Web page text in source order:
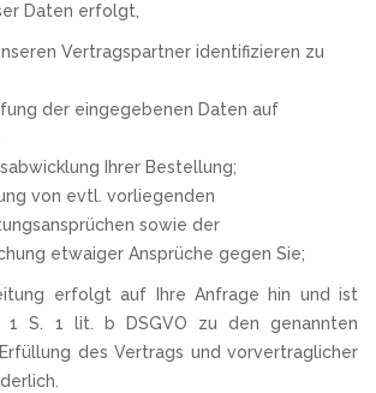
Daten erfolgt,
Vertragspartner identifizieren zu
der eingegebenen Daten auf
Ihrer Bestellung;
von evtl. vorliegenden
sowie der
etwaiger Ansprüche gegen Sie;
erfolgt auf Ihre Anfrage hin und ist
1 S. 1 lit. b DSGVO zu den genannten
des Vertrags und vorvertraglicher